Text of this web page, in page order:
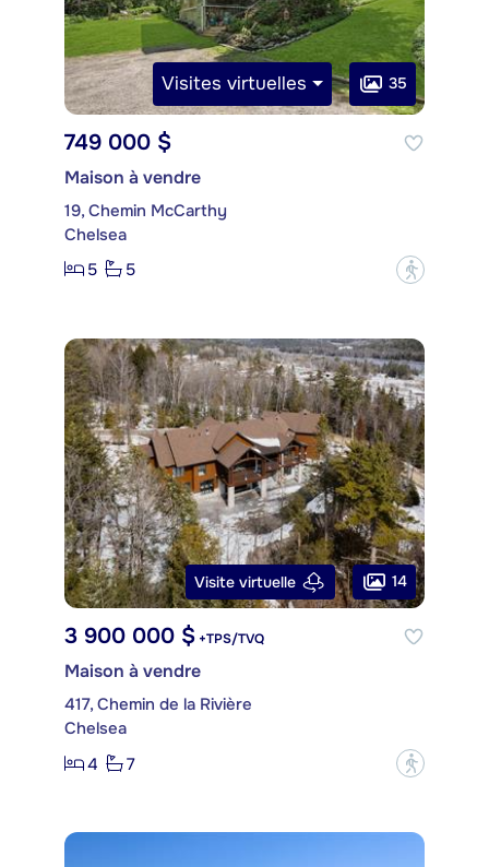
Visites virtuelles 35
749 000 $
Maison à vendre
19, Chemin McCarthy
Chelsea
5
5 ?
Visite virtuelle 14
3 900 000 $ +TPS/TVQ
Maison à vendre
417, Chemin de la Rivière
Chelsea
4
7 ?